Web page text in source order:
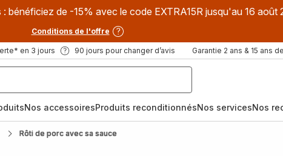
bénéficiez de -15% avec le code EXTRA15R jusqu'au 16 août
Conditions de l'offre
en 3 jours 90 jours pour changer d’avis Garantie 2 ans & 15 ans
Nos accessoiresProduits reconditionnésNos servicesNos
Rôti de porc avec sa sauce